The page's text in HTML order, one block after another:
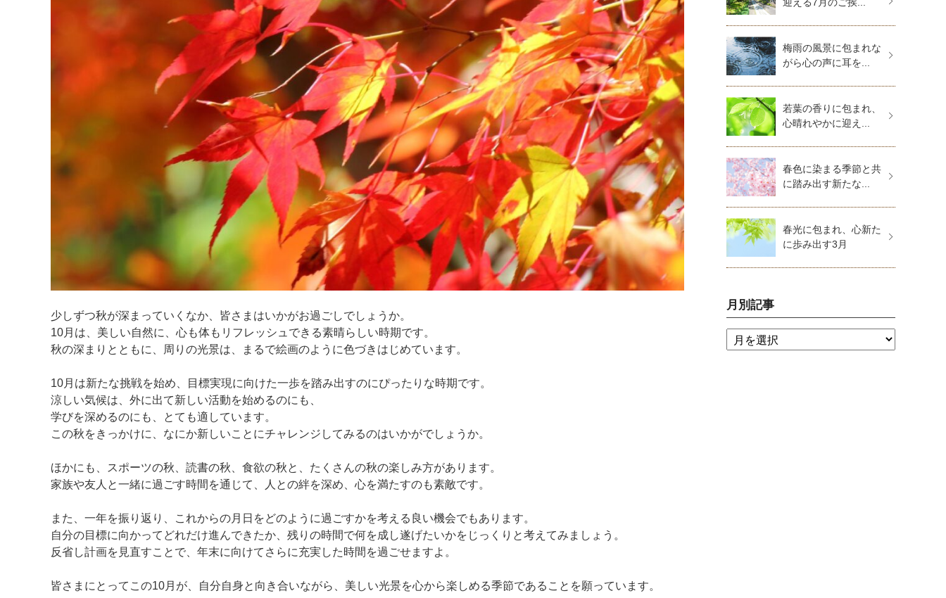
少しずつ秋が深まっていくなか、皆さまはいかがお過ごしでしょうか。
10月は、美しい自然に、心も体もリフレッシュできる素晴らしい時期です。
秋の深まりとともに、周りの光景は、まるで絵画のように色づきはじめています。
10月は新たな挑戦を始め、目標実現に向けた一歩を踏み出すのにぴったりな時期です。
涼しい気候は、外に出て新しい活動を始めるのにも、
学びを深めるのにも、とても適しています。
この秋をきっかけに、なにか新しいことにチャレンジしてみるのはいかがでしょうか。
ほかにも、スポーツの秋、読書の秋、食欲の秋と、たくさんの秋の楽しみ方があります。
家族や友人と一緒に過ごす時間を通じて、人との絆を深め、心を満たすのも素敵です。
また、一年を振り返り、これからの月日をどのように過ごすかを考える良い機会でもあります。
自分の目標に向かってどれだけ進んできたか、残りの時間で何を成し遂げたいかをじっくりと考えてみましょう。
反省し計画を見直すことで、年末に向けてさらに充実した時間を過ごせますよ。
皆さまにとってこの10月が、自分自身と向き合いながら、美しい光景を心から楽しめる季節であることを願っています。
梅雨の風景に包まれな
がら心の声に耳を...
若葉の香りに包まれ、
心晴れやかに迎え...
春色に染まる季節と共
に踏み出す新たな...
春光に包まれ、心新た
に歩み出す3月
月別記事